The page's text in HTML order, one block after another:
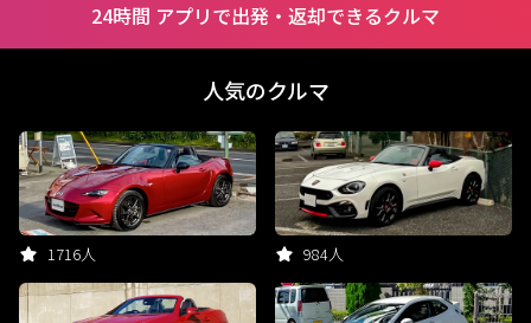
24時間 アプリで出発・返却できるクルマ
人気のクルマ
1716人 984人